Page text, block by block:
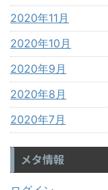
2020年11月
2020年10月
2020年9月
2020年8月
2020年7月
メタ情報